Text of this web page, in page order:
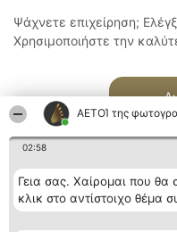
ΑΕΤΟΊ της
02:58
Γεια σας. Χαίρομαι που
κλικ στο αντίστοιχο θέμα
Ψάχνετε επιχείρηση;
Χρησιμοποιήστε την
Διοργανωτής της